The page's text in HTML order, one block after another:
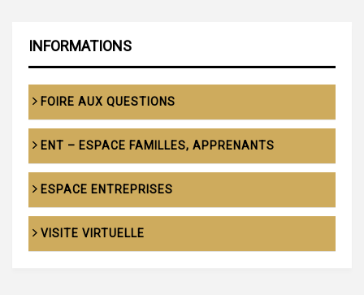
INFORMATIONS
FOIRE AUX QUESTIONS
ENT – ESPACE FAMILLES, APPRENANTS
ESPACE ENTREPRISES
VISITE VIRTUELLE